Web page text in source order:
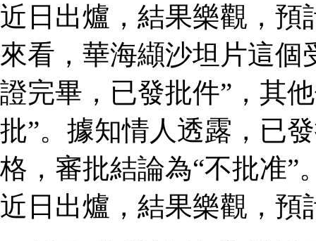
近日出爐，結果樂觀，預
來看，華海纈沙坦片這個
證完畢，已發批件”，其
批”。據知情人透露，已
格，審批結論為“不批准”
近日出爐，結果樂觀，預